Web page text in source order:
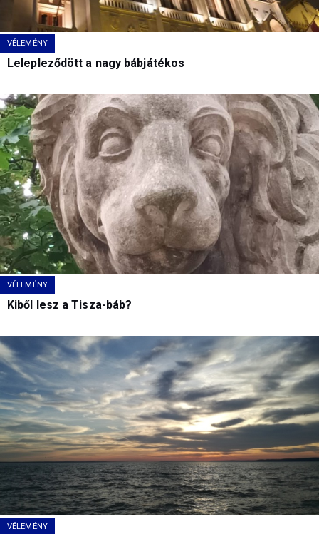
VÉLEMÉNY
Lelepleződött a nagy bábjátékos
VÉLEMÉNY
Kiből lesz a Tisza-báb?
VÉLEMÉNY